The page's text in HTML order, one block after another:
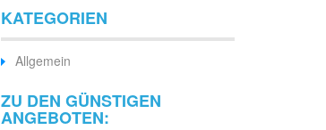
KATEGORIEN
Allgemein
ZU DEN GÜNSTIGEN
ANGEBOTEN: